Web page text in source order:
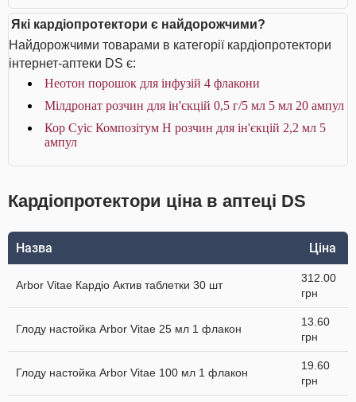
Які кардіопротектори є найдорожчими?
Найдорожчими товарами в категорії кардіопротектори
інтернет-аптеки DS є:
Неотон порошок для інфузій 4 флакони
Мілдронат розчин для ін'єкцій 0,5 г/5 мл 5 мл 20 ампул
Кор Суіс Композітум Н розчин для ін'єкцій 2,2 мл 5
ампул
Кардіопротектори ціна в аптеці DS
Назва Ціна
Arbor Vitae Кардіо Актив таблетки 30 шт
312.00
грн
Глоду настойка Arbor Vitae 25 мл 1 флакон
13.60
грн
Глоду настойка Arbor Vitae 100 мл 1 флакон
19.60
грн